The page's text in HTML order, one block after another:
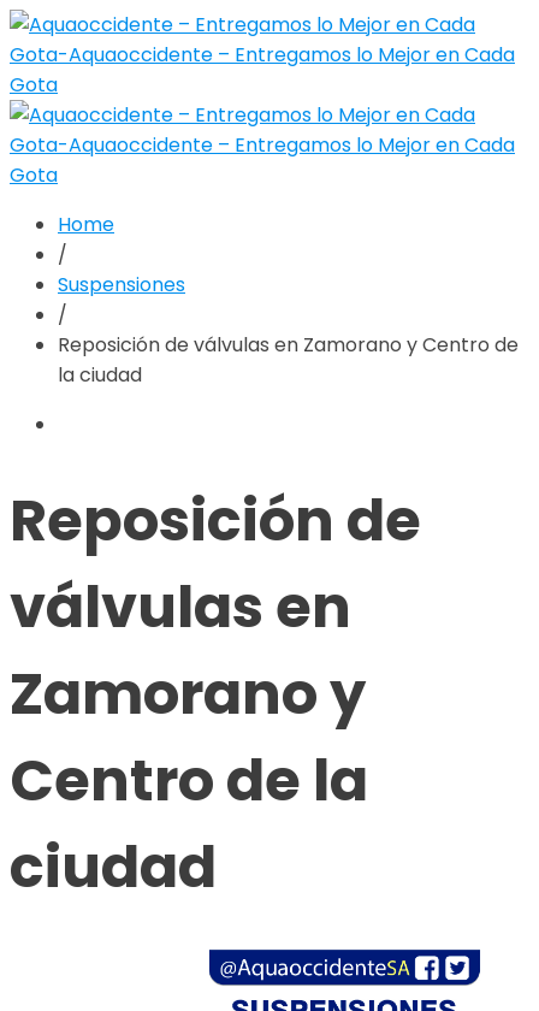
Home
/
Suspensiones
/
Reposición de válvulas en Zamorano y Centro de
la ciudad
Reposición de
válvulas en
Zamorano y
Centro de la
ciudad